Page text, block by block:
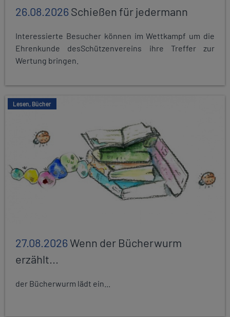
26.08.2026Schießen für jedermann
Interessierte Besucher können im Wettkampf um die
Ehrenkunde desSchützenvereins ihre Treffer zur
Wertung bringen.
Lesen, Bücher
27.08.2026Wenn der Bücherwurm
erzählt...
der Bücherwurm lädt ein...